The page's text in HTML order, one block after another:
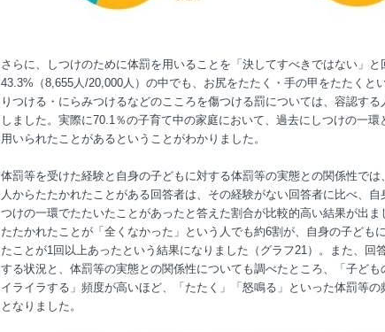
さらに、しつけのために体罰を用いることを「決してすべきではない」と
43.3%（8,655人/20,000人）の中でも、お尻をたたく・手の甲をたたくと
りつける・にらみつけるなどのこころを傷つける罰については、容認する
しました。実際に70.1％の子育て中の家庭において、過去にしつけの一環
用いられたことがあるということがわかりました。
体罰等を受けた経験と自身の子どもに対する体罰等の実態との関係性では
人からたたかれたことがある回答者は、その経験がない回答者に比べ、自
つけの一環でたたいたことがあったと答えた割合が比較的高い結果が出ま
たたかれたことが「全くなかった」という人でも約6割が、自身の子ども
たことが1回以上あったという結果になりました（グラフ21）。また、回
する状況と、体罰等の実態との関係性についても調べたところ、「子ども
イライラする」頻度が高いほど、「たたく」「怒鳴る」といった体罰等の
となりました。